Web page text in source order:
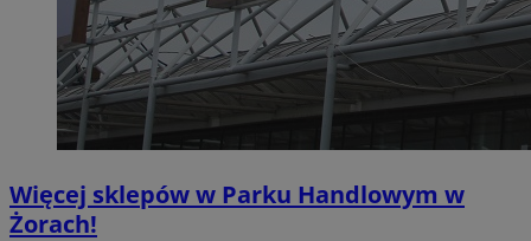
Więcej sklepów w Parku Handlowym w
Żorach!